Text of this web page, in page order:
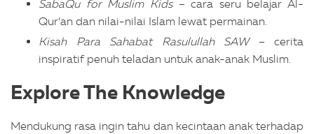
SabaQu for Muslim Kids– cara seru belajar Al-
Qur’an dan nilai-nilai Islam lewat permainan.
Kisah Para Sahabat Rasulullah SAW– cerita
inspiratif penuh teladan untuk anak-anak Muslim.
Explore The Knowledge
Mendukung rasa ingin tahu dan kecintaan anak terhadap